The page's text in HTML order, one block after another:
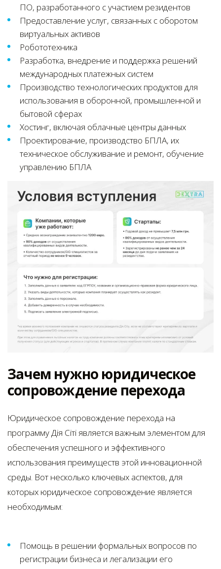
ПО, разработанного с участием резидентов
Предоставление услуг, связанных с оборотом
виртуальных активов
Робототехника
Разработка, внедрение и поддержка решений
международных платежных систем
Производство технологических продуктов для
использования в оборонной, промышленной и
бытовой сферах
Хостинг, включая облачные центры данных
Проектирование, производство БПЛА, их
техническое обслуживание и ремонт, обучение
управлению БПЛА
Зачем нужно юридическое
сопровождение перехода
Юридическое сопровождение перехода на
программу Дія Сіті является важным элементом для
обеспечения успешного и эффективного
использования преимуществ этой инновационной
среды. Вот несколько ключевых аспектов, для
которых юридическое сопровождение является
необходимым:
Помощь в решении формальных вопросов по
регистрации бизнеса и легализации его